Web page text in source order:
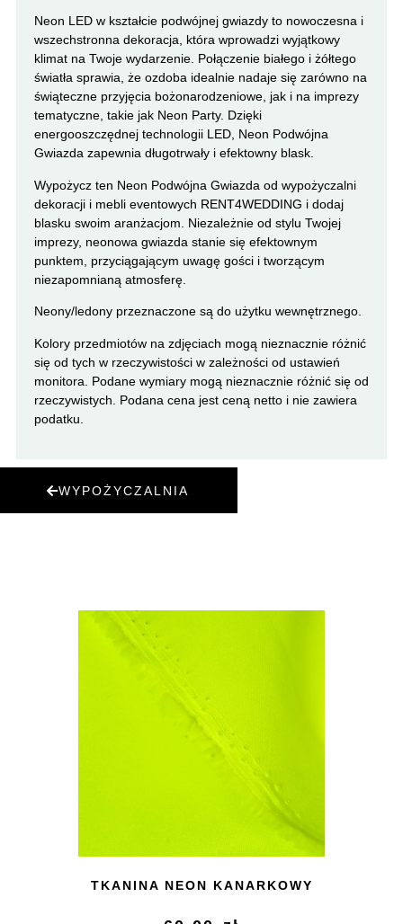
Neon LED w kształcie podwójnej gwiazdy to nowoczesna i
wszechstronna dekoracja, która wprowadzi wyjątkowy
klimat na Twoje wydarzenie. Połączenie białego i żółtego
światła sprawia, że ozdoba idealnie nadaje się zarówno na
świąteczne przyjęcia bożonarodzeniowe, jak i na imprezy
tematyczne, takie jak Neon Party. Dzięki
energooszczędnej technologii LED, Neon Podwójna
Gwiazda zapewnia długotrwały i efektowny blask.
Wypożycz ten Neon Podwójna Gwiazda od wypożyczalni
dekoracji i mebli eventowych RENT4WEDDING i dodaj
blasku swoim aranżacjom. Niezależnie od stylu Twojej
imprezy, neonowa gwiazda stanie się efektownym
punktem, przyciągającym uwagę gości i tworzącym
niezapomnianą atmosferę.
Neony/ledony przeznaczone są do użytku wewnętrznego.
Kolory przedmiotów na zdjęciach mogą nieznacznie różnić
się od tych w rzeczywistości w zależności od ustawień
monitora. Podane wymiary mogą nieznacznie różnić się od
rzeczywistych. Podana cena jest ceną netto i nie zawiera
podatku.
WYPOŻYCZALNIA
TKANINA NEON KANARKOWY